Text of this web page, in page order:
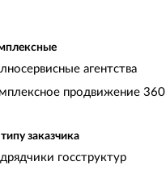
агентства
продвижение 360
заказчика
госструктур